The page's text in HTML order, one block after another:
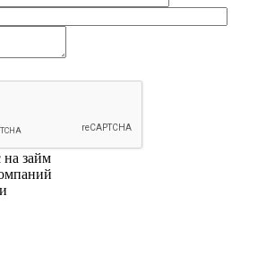
на займ